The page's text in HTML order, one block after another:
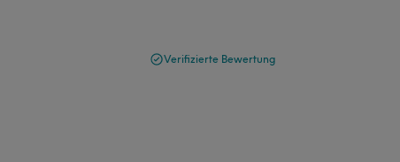
Verifizierte Bewertung